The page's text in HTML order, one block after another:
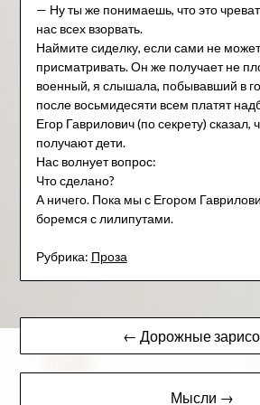
— Ну ты же понимаешь, что это
нас всех взорвать.
Наймите сиделку, если сами не
присматривать. Он же получает не
военный, я слышала, побывавший в
после восьмидесяти всем платят
Егор Гаврилович (по секрету) сказал,
получают дети.
Нас волнует вопрос:
Что сделано?
А ничего. Пока мы с Егором
боремся с лилипутами.
Рубрика: Проза
Навигация
по
← Дорожные
Мысли →